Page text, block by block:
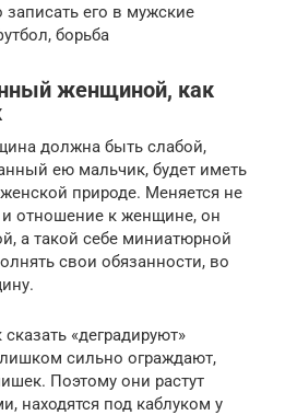
его в мужские
борьба
женщиной, как
должна быть слабой,
ею мальчик, будет иметь
природе. Меняется не
и отношение к женщине, он
а такой себе миниатюрной
свои обязанности, во
«деградируют»
сильно ограждают,
Поэтому они растут
находятся под каблуком у